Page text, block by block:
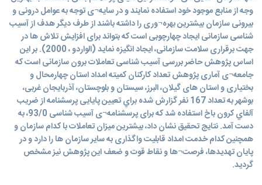
وجه از منابع موجود خود استفاده نمایند و در سایه¬ی توجه به عوامل درونی و
بیرونی سازمان بیشترین بهره¬وری را داشته باشند از طرف دیگر هدف از آسیب
شناسی سازمانی ایجاد چهارچوبی است که بتواند برای افزایش تلاش ها در
جهت برقراری سلامت سازمانی، ایجاد انگیزه نماید (الواردو ، 2000). بر این
اساس پژوهش حاضر بررسی آسیب شناسی تعاملات برون سازمانی است که
جامعه¬ی آماری پژوهش تعداد کارکنان کمیته امداد استان چهارمحال و
بختیاری و استان های گیلان، البرز، سیستان و بلوچستان، آذربایجان غربی،
بوشهر به تعداد 167 نفر گزارش شده براي تعيين پایایی پرسشنامه از ضریب
آلفاي کرون باخ استفاده شد که برای پرسشنامه¬ی آسیب شناسی 93/0، به
دست آمد. نتايج تحقيق نشان داد، بیشترین میزان تعاملات با کدام سازمان و
همچنین کدام خدمت امداد قابلیت واگذاری به سایر سازمان ها را دارد و در
پایان تهدیدها، فرصت¬ها و نقاط قوت و ضعف این پژوهش نیز مشخص
گردید.